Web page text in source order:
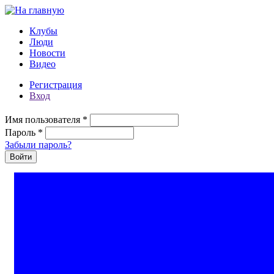
Перейти к основному содержанию
Клубы
Люди
Новости
Видео
Регистрация
Вход
Имя пользователя *
Пароль *
Забыли пароль?